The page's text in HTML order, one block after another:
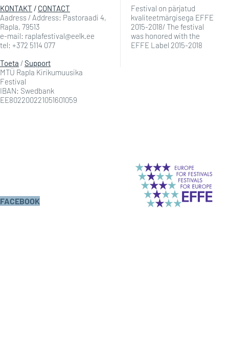
KONTAKT / CONTACT
Aadress / Address: Pastoraadi 4,
Rapla, 79513
e-mail: raplafestival@eelk.ee
tel: +372 5114 077
Toeta / Support
MTÜ Rapla Kirikumuusika
Festival
IBAN: Swedbank
EE802200221051601059
Festival on pärjatud
kvaliteetmärgisega EFFE
2015-2018/ The festival
was honored with the
EFFE Label 2015-2018
FACEBOOK